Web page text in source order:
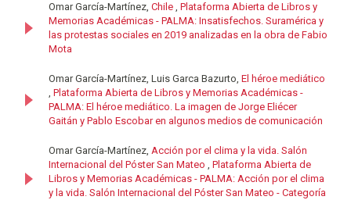
Omar García-Martínez, Chile , Plataforma Abierta de Libros y
Memorias Académicas - PALMA: Insatisfechos. Suramérica y
las protestas sociales en 2019 analizadas en la obra de Fabio
Mota
Omar García-Martínez, Luis Garca Bazurto, El héroe mediático
, Plataforma Abierta de Libros y Memorias Académicas -
PALMA: El héroe mediático. La imagen de Jorge Eliécer
Gaitán y Pablo Escobar en algunos medios de comunicación
Omar García-Martínez, Acción por el clima y la vida. Salón
Internacional del Póster San Mateo , Plataforma Abierta de
Libros y Memorias Académicas - PALMA: Acción por el clima
y la vida. Salón Internacional del Póster San Mateo - Categoría